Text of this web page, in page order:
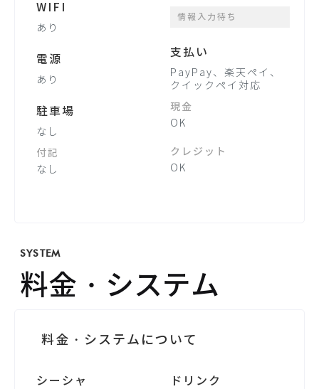
WIFI
あり
電源
あり
駐車場
なし
付記
なし
情報入力待ち
支払い
PayPay、楽天ペイ、
クイックペイ対応
現金
OK
クレジット
OK
SYSTEM
料金・システム
料金・システムについて
シーシャ ドリンク